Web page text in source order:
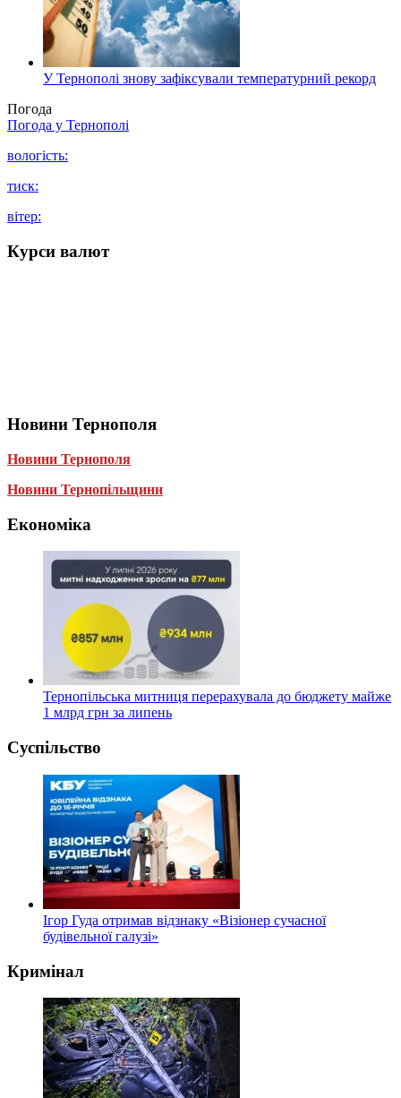
У Тернополі знову зафіксували температурний рекорд
Погода
Погода у Тернополі
вологість:
тиск:
вітер:
Курси валют
Новини Тернополя
Новини Тернополя
Новини Тернопільщини
Економіка
Тернопільська митниця перерахувала до бюджету майже
1 млрд грн за липень
Суспільство
Ігор Гуда отримав відзнаку «Візіонер сучасної
будівельної галузі»
Кримінал